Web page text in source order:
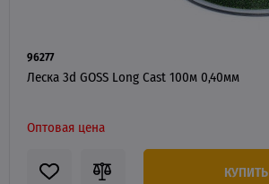
96277
Леска 3d GOSS Long Cast 100м 0,40мм
Оптовая цена
КУПИТЬ